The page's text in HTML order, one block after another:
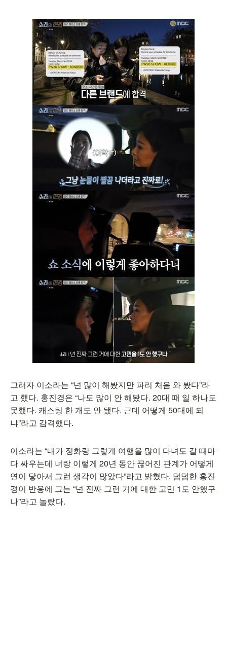
그러자 이소라는 “넌 많이 해봤지만 파리 처음 와 봤다”라
고 했다. 홍진경은 “나도 많이 안 해봤다. 20대 때 일 하나도
못했다. 캐스팅 한 개도 안 됐다. 근데 어떻게 50대에 되
냐”라고 감격했다.
이소라는 “내가 정화랑 그렇게 여행을 많이 다녀도 갈 때마
다 싸우는데 너랑 이렇게 20년 동안 끊어진 관계가 어떻게
연이 닿아서 그런 생각이 많았다”라고 밝혔다. 덤덤한 홍진
경이 반응에 그는 “넌 진짜 그런 거에 대한 고민 1도 안했구
나”라고 놀랐다.